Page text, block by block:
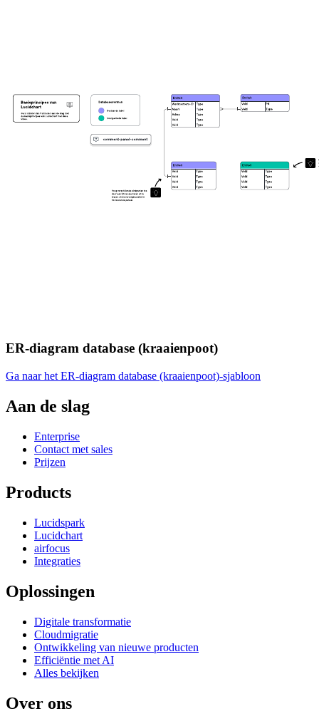
ER-diagram database (kraaienpoot)
Ga naar het ER-diagram database (kraaienpoot)-sjabloon
Aan de slag
Enterprise
Contact met sales
Prijzen
Products
Lucidspark
Lucidchart
airfocus
Integraties
Oplossingen
Digitale transformatie
Cloudmigratie
Ontwikkeling van nieuwe producten
Efficiëntie met AI
Alles bekijken
Over ons